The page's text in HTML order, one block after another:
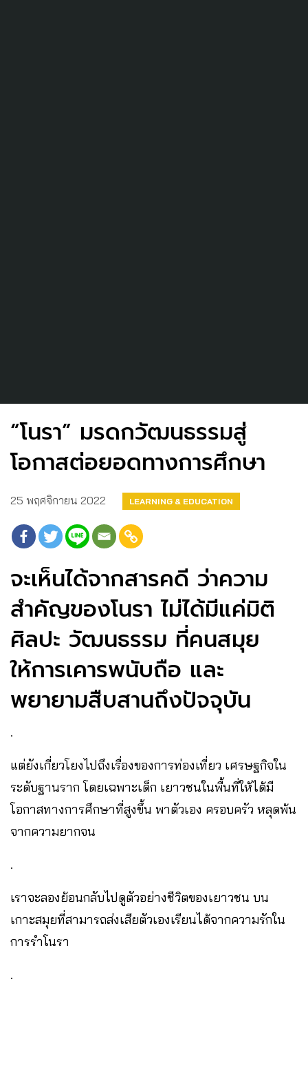
“โนรา” มรดกวัฒนธรรมสู่
โอกาสต่อยอดทางการศึกษา
25 พฤศจิกายน 2022 LEARNING & EDUCATION
จะเห็นได้จากสารคดี ว่าความ
สำคัญของโนรา ไม่ได้มีแค่มิติ
ศิลปะ วัฒนธรรม ที่คนสมุย
ให้การเคารพนับถือ และ
พยายามสืบสานถึงปัจจุบัน
.
แต่ยังเกี่ยวโยงไปถึงเรื่องของการท่องเที่ยว เศรษฐกิจใน
ระดับฐานราก โดยเฉพาะเด็ก เยาวชนในพื้นที่ให้ได้มี
โอกาสทางการศึกษาที่สูงขึ้น พาตัวเอง ครอบครัว หลุดพ้น
จากความยากจน
.
เราจะลองย้อนกลับไปดูตัวอย่างชีวิตของเยาวชน บน
เกาะสมุยที่สามารถส่งเสียตัวเองเรียนได้จากความรักใน
การรำโนรา
.